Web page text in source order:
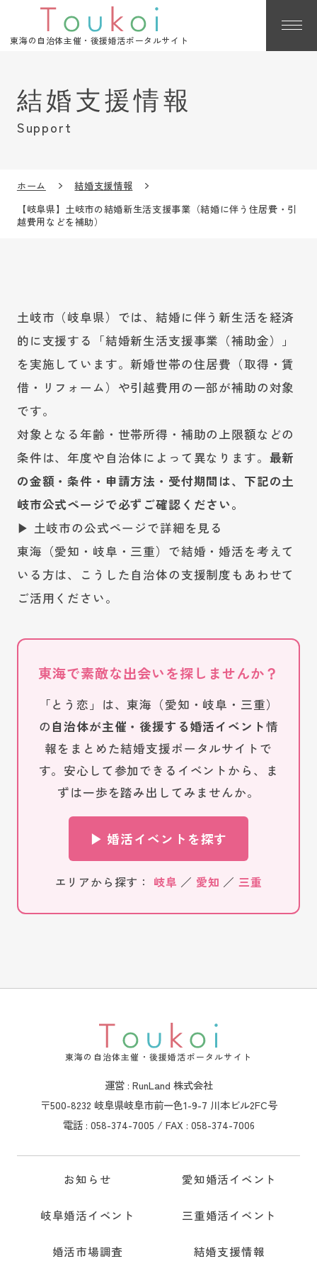
東海の自治体主催・後援婚活ポータルサイト
Support
ホーム
結婚支援情報
【岐阜県】土岐市の結婚新生活支援事業（結婚に伴う住居費・引
越費用などを補助）
土岐市（岐阜県）では、結婚に伴う新生活を経済
的に支援する「結婚新生活支援事業（補助金）」
を実施しています。新婚世帯の住居費（取得・賃
借・リフォーム）や引越費用の一部が補助の対象
です。
対象となる年齢・世帯所得・補助の上限額などの
条件は、年度や自治体によって異なります。 最新
の金額・条件・申請方法・受付期間は、下記の土
岐市公式ページで必ずご確認ください。
▶ 土岐市の公式ページで詳細を見る
東海（愛知・岐阜・三重）で結婚・婚活を考えて
いる方は、こうした自治体の支援制度もあわせて
ご活用ください。
東海で素敵な出会いを探しませんか？
「とう恋」は、東海（愛知・岐阜・三重）
の 自治体が主催・後援する婚活イベント情
報をまとめた結婚支援ポータルサイトで
す。安心して参加できるイベントから、ま
ずは一歩を踏み出してみませんか。
▶ 婚活イベントを探す
エリアから探す： 岐阜 ／ 愛知 ／ 三重
東海の自治体主催・後援婚活ポータルサイト
運営 : RunLand 株式会社
〒500-8232 岐阜県岐阜市前一色1-9-7 川本ビル2FC号
電話 : 058-374-7005 / FAX : 058-374-7006
お知らせ 愛知婚活イベント
岐阜婚活イベント 三重婚活イベント
婚活市場調査 結婚支援情報